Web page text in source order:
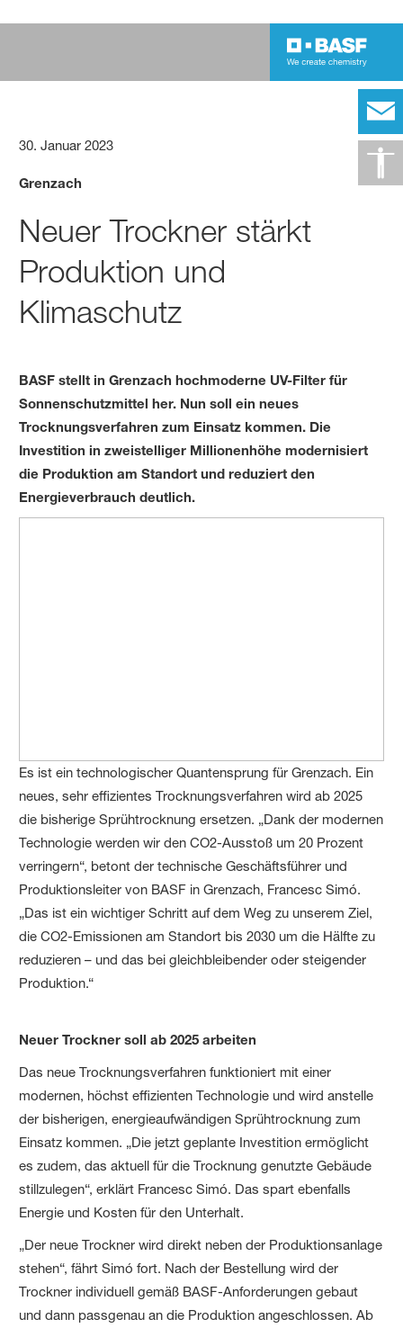
30. Januar 2023
Grenzach
Neuer Trockner stärkt
Produktion und
Klimaschutz
BASF stellt in Grenzach hochmoderne UV-Filter für
Sonnenschutzmittel her. Nun soll ein neues
Trocknungsverfahren zum Einsatz kommen. Die
Investition in zweistelliger Millionenhöhe modernisiert
die Produktion am Standort und reduziert den
Energieverbrauch deutlich.
Es ist ein technologischer Quantensprung für Grenzach. Ein
neues, sehr effizientes Trocknungsverfahren wird ab 2025
die bisherige Sprühtrocknung ersetzen. „Dank der modernen
Technologie werden wir den CO2-Ausstoß um 20 Prozent
verringern“, betont der technische Geschäftsführer und
Produktionsleiter von BASF in Grenzach, Francesc Simó.
„Das ist ein wichtiger Schritt auf dem Weg zu unserem Ziel,
die CO2-Emissionen am Standort bis 2030 um die Hälfte zu
reduzieren – und das bei gleichbleibender oder steigender
Produktion.“
Neuer Trockner soll ab 2025 arbeiten
Das neue Trocknungsverfahren funktioniert mit einer
modernen, höchst effizienten Technologie und wird anstelle
der bisherigen, energieaufwändigen Sprühtrocknung zum
Einsatz kommen. „Die jetzt geplante Investition ermöglicht
es zudem, das aktuell für die Trocknung genutzte Gebäude
stillzulegen“, erklärt Francesc Simó. Das spart ebenfalls
Energie und Kosten für den Unterhalt.
„Der neue Trockner wird direkt neben der Produktionsanlage
stehen“, fährt Simó fort. Nach der Bestellung wird der
Trockner individuell gemäß BASF-Anforderungen gebaut
und dann passgenau an die Produktion angeschlossen. Ab